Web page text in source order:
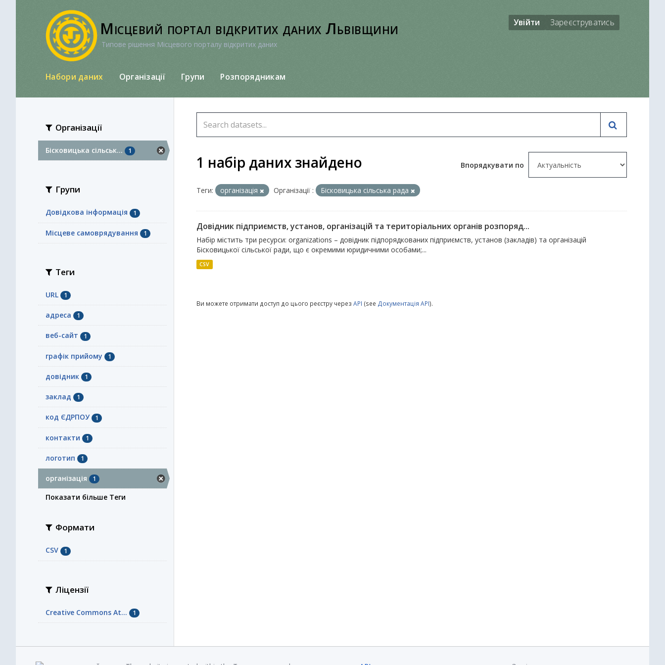
Місцевий портал відкритих даних Львівщини
Типове рішення Місцевого порталу відкритих даних
Увійти Зареєструватись
Набори даних Організації Групи Розпорядникам
Організації
Бісковицька сільськ... 1
Групи
Довідкова інформація 1
Місцеве самоврядування 1
Теги
URL 1
адреса 1
веб-сайт 1
графік прийому 1
довідник 1
заклад 1
код ЄДРПОУ 1
контакти 1
логотип 1
організація 1
Показати більше Теги
Формати
CSV 1
Ліцензії
Creative Commons At... 1
Впорядкувати по
1 набір даних знайдено
Теги: організація Організації : Бісковицька сільська рада
Довідник підприємств, установ, організацій та територіальних органів розпоряд...
Набір містить три ресурси: organizations – довідник підпорядкованих підприємств, установ (закладів) та організацій
Бісковицької сільської ради, що є окремими юридичними особами;...
CSV
Ви можете отримати доступ до цього реєстру через API (see Документація API).